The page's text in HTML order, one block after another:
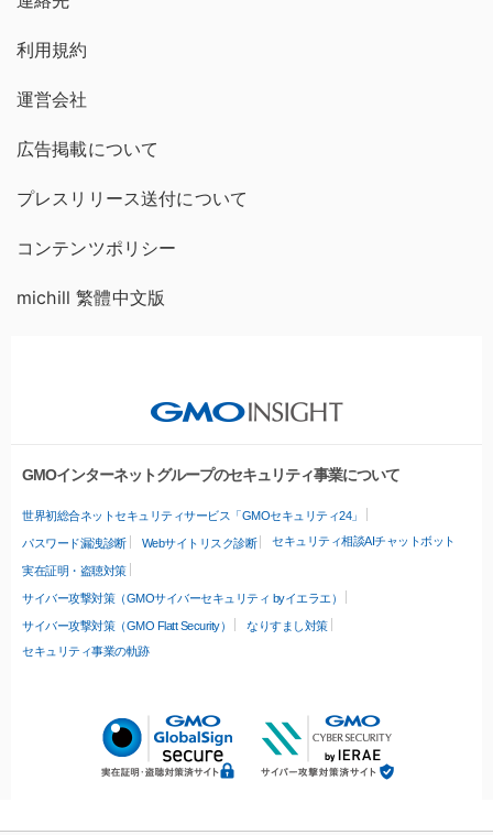
利用規約
運営会社
広告掲載について
プレスリリース送付について
コンテンツポリシー
michill 繁體中文版
GMOインターネットグループのセキュリティ事業について
世界初総合ネットセキュリティサービス「GMOセキュリティ24」
パスワード漏洩診断 Webサイトリスク診断 セキュリティ相談AIチャットボット
実在証明・盗聴対策
サイバー攻撃対策（GMOサイバーセキュリティ byイエラエ）
サイバー攻撃対策（GMO Flatt Security）
なりすまし対策
セキュリティ事業の軌跡